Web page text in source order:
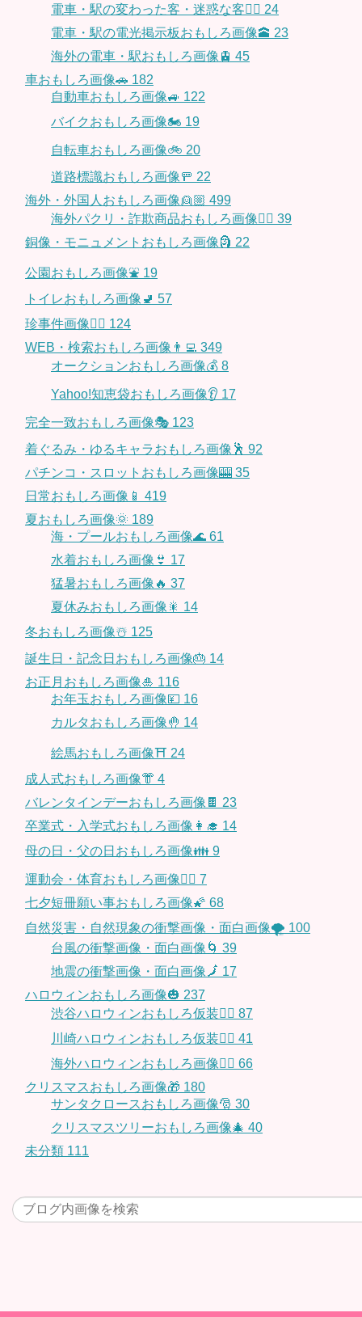
電車・駅の変わった客・迷惑な客🤦‍♀️ 24
電車・駅の電光掲示板おもしろ画像🕋 23
海外の電車・駅おもしろ画像🚊 45
車おもしろ画像🚗 182
自動車おもしろ画像🚙 122
バイクおもしろ画像🏍 19
自転車おもしろ画像🚲 20
道路標識おもしろ画像🚥 22
海外・外国人おもしろ画像👱🏼 499
海外パクリ・詐欺商品おもしろ画像🙅‍♀️ 39
銅像・モニュメントおもしろ画像🗿 22
公園おもしろ画像⛲️ 19
トイレおもしろ画像🚽 57
珍事件画像👮‍♂️ 124
WEB・検索おもしろ画像👨‍💻 349
オークションおもしろ画像💰 8
Yahoo!知恵袋おもしろ画像👂 17
完全一致おもしろ画像🎭 123
着ぐるみ・ゆるキャラおもしろ画像🕺 92
パチンコ・スロットおもしろ画像🎰 35
日常おもしろ画像📱 419
夏おもしろ画像🌞 189
海・プールおもしろ画像🌊 61
水着おもしろ画像👙 17
猛暑おもしろ画像🔥 37
夏休みおもしろ画像🎇 14
冬おもしろ画像☃️ 125
誕生日・記念日おもしろ画像🎂 14
お正月おもしろ画像🎍 116
お年玉おもしろ画像💴 16
カルタおもしろ画像🤚 14
絵馬おもしろ画像⛩ 24
成人式おもしろ画像👘 4
バレンタインデーおもしろ画像🍫 23
卒業式・入学式おもしろ画像👩‍🎓 14
母の日・父の日おもしろ画像👪 9
運動会・体育おもしろ画像🤸‍♂️ 7
七夕短冊願い事おもしろ画像🌠 68
自然災害・自然現象の衝撃画像・面白画像🌪 100
台風の衝撃画像・面白画像🌀 39
地震の衝撃画像・面白画像🗾 17
ハロウィンおもしろ画像🎃 237
渋谷ハロウィンおもしろ仮装👯‍♂️ 87
川崎ハロウィンおもしろ仮装🧞‍♀️ 41
海外ハロウィンおもしろ画像🧛‍♂️ 66
クリスマスおもしろ画像🎁 180
サンタクロースおもしろ画像🎅 30
クリスマスツリーおもしろ画像🎄 40
未分類 111